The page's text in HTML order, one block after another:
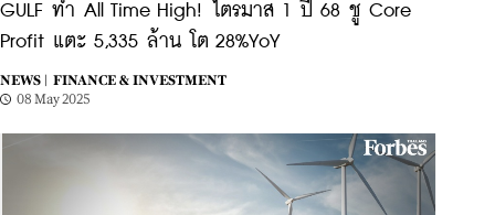
GULF ทำ All Time High! ไตรมาส 1 ปี 68 ชู Core
Profit แตะ 5,335 ล้าน โต 28%YoY
NEWS |
FINANCE & INVESTMENT
08 May 2025